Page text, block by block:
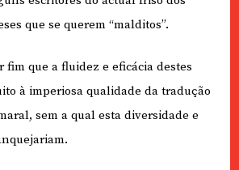
que se querem “malditos”.
fim que a fluidez e eficácia destes
à imperiosa qualidade da tradução
sem a qual esta diversidade e